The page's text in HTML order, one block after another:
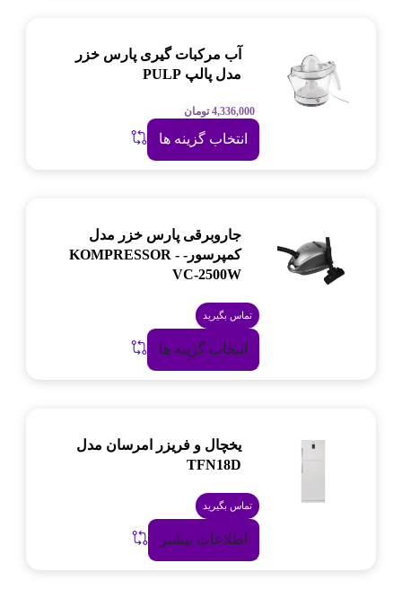
آب مرکبات گیری پارس خزر
مدل پالپ PULP
4,336,000 تومان
انتخاب گزینه ها
جاروبرقی پارس خزر مدل
کمپرسور- KOMPRESSOR -
VC-2500W
تماس بگیرید
انتخاب گزینه ها
یخچال و فریزر امرسان مدل
TFN18D
تماس بگیرید
اطلاعات بیشتر